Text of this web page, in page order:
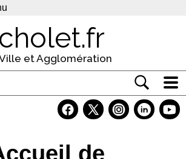
cholet.fr
et Agglomération
de